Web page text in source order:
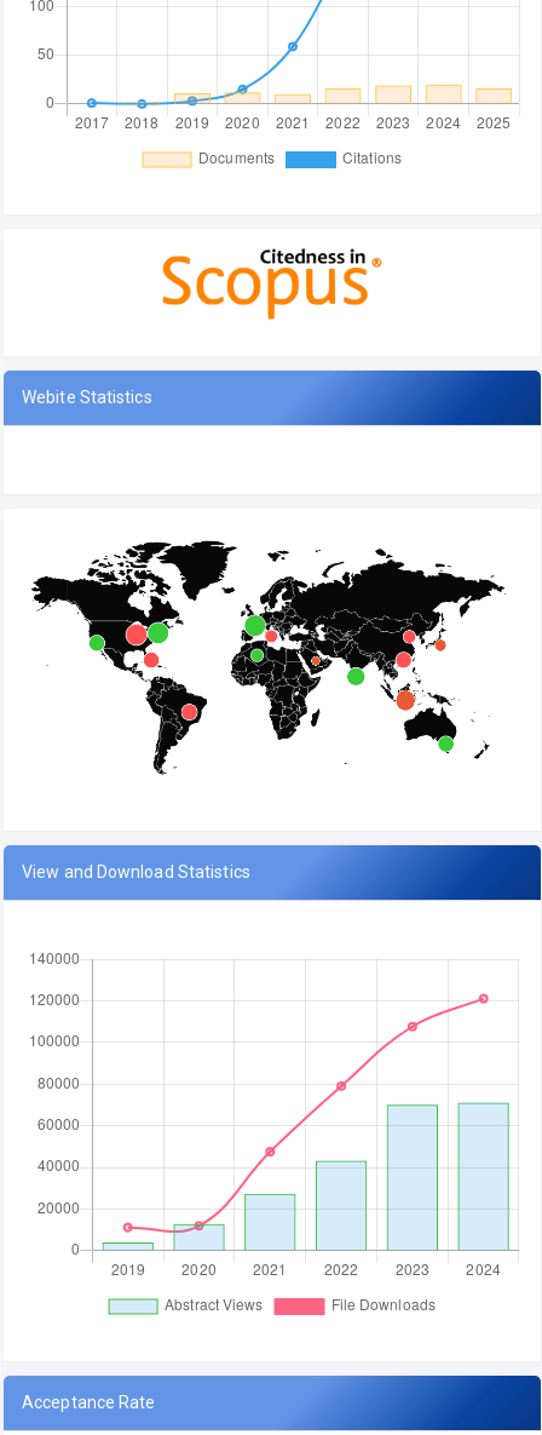
Webite Statistics
View and Download Statistics
Acceptance Rate